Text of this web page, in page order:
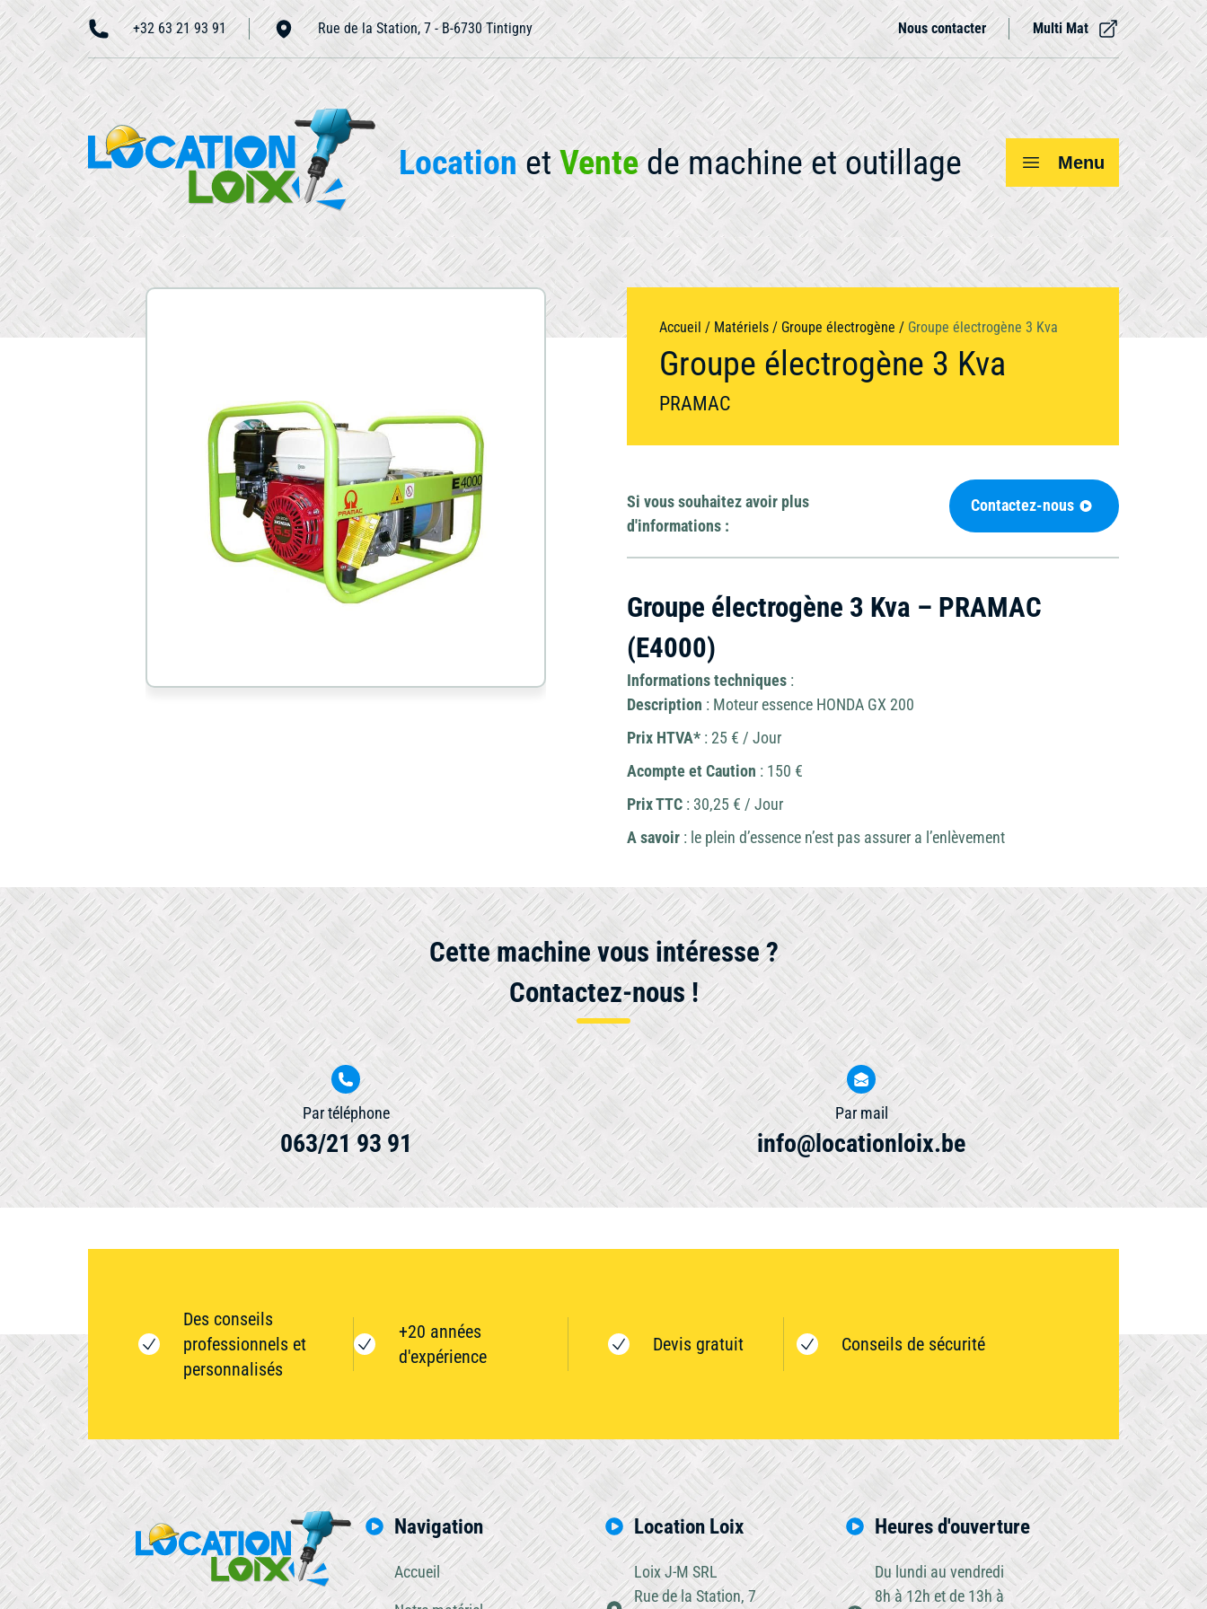
+32 63 21 93 91 Rue de la Station, 7 - B-6730 Tintigny Nous contacter Multi Mat
LocationetVentede machine et outillage Menu
Accueil
À propos
Nous contacter
Notre matériel Voir tout
Compactage Compresseur
Divers
Élévateur à nacelle
et échafaudage
Jardin
carottage
Matériel de
nettoyage
Mini-pelle et
brouette
Outillage Outils de coupe
Travail du béton
Chauffage et
Accueil / Matériels / Groupe électrogène / Groupe électrogène 3 Kva
Groupe électrogène 3 Kva
PRAMAC
Si vous souhaitez avoir plus
d'informations :
Contactez-nous
Groupe électrogène 3 Kva – PRAMAC
(E4000)
Informations techniques :
Description : Moteur essence HONDA GX 200
Prix HTVA* : 25 € / Jour
Acompte et Caution : 150 €
Prix TTC : 30,25 € / Jour
A savoir : le plein d’essence n’est pas assurer a l’enlèvement
Cette machine vous intéresse ?
Contactez-nous !
Par téléphone
063/21 93 91
Par mail
info@locationloix.be
Des conseils
professionnels et
personnalisés
+20 années
d'expérience
Devis gratuit Conseils de sécurité
Navigation
Accueil
Location Loix
Loix J-M SRL
Rue de la Station, 7
Heures d'ouverture
Du lundi au vendredi
8h à 12h et de 13h à